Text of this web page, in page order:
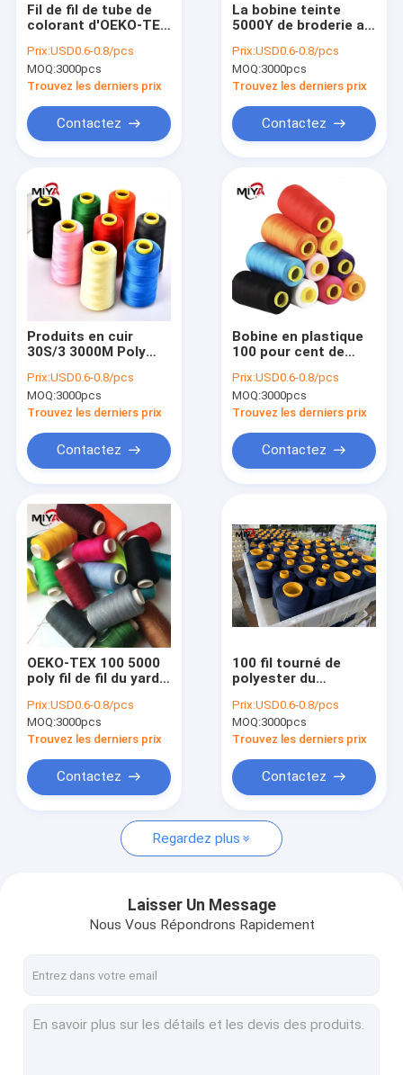
Produits
Au sujet de nous
Visite d'usine
Contrôle de qualité
Nouvelles
Interlignage de fusion
Interlignage fusible
Interlignage non tissé
Interlignage tissé
Interlignage de chemise
Textile tissé de pp Spunbond non
Interlignage fusible de tricot
Interlignage fusible tricoté
Nonwovens de Spunmelt
Poly fil de fil
Fil de fil de tube de
colorant d'OEKO-TEX
Prix:USD0.6-0.8/pcs
MOQ:3000pcs
Trouvez les derniers prix
Contactez
La bobine teinte
5000Y de broderie a
Prix:USD0.6-0.8/pcs
MOQ:3000pcs
Trouvez les derniers prix
Contactez
Produits en cuir
30S/3 3000M Poly
Prix:USD0.6-0.8/pcs
MOQ:3000pcs
Trouvez les derniers prix
Contactez
Bobine en plastique
100 pour cent de
tourné par noyau
Prix:USD0.6-0.8/pcs
MOQ:3000pcs
Trouvez les derniers prix
Contactez
OEKO-TEX 100 5000
poly fil de fil du yard
Prix:USD0.6-0.8/pcs
MOQ:3000pcs
Trouvez les derniers prix
Contactez
100 fil tourné de
polyester du
de pour cent
Prix:USD0.6-0.8/pcs
MOQ:3000pcs
Trouvez les derniers prix
Contactez
Regardez plus
Laisser Un Message
Nous Vous Répondrons Rapidement